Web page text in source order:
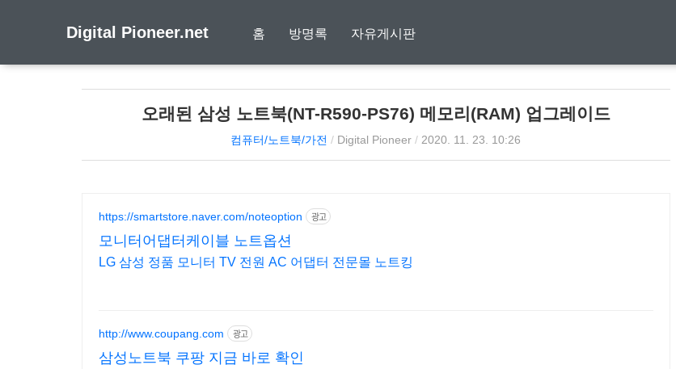
Digital Pioneer.net 홈 방명록 자유게시판
오래된 삼성 노트북(NT-R590-PS76) 메모리(RAM) 업그레이드
컴퓨터/노트북/가전 / Digital Pioneer / 2020. 11. 23. 10:26
https://smartstore.naver.com/noteoption 광고
모니터어댑터케이블 노트옵션
LG 삼성 정품 모니터 TV 전원 AC 어댑터 전문몰 노트킹
http://www.coupang.com 광고
삼성노트북 쿠팡 지금 바로 확인